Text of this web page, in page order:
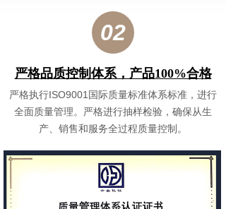
严格执行ISO9001国际质量标准体系标准，进行
全面质量管理。严格进行抽样检验，确保从生
产、销售和服务全过程质量控制。
02
严格品质控制体系，产品100%合格